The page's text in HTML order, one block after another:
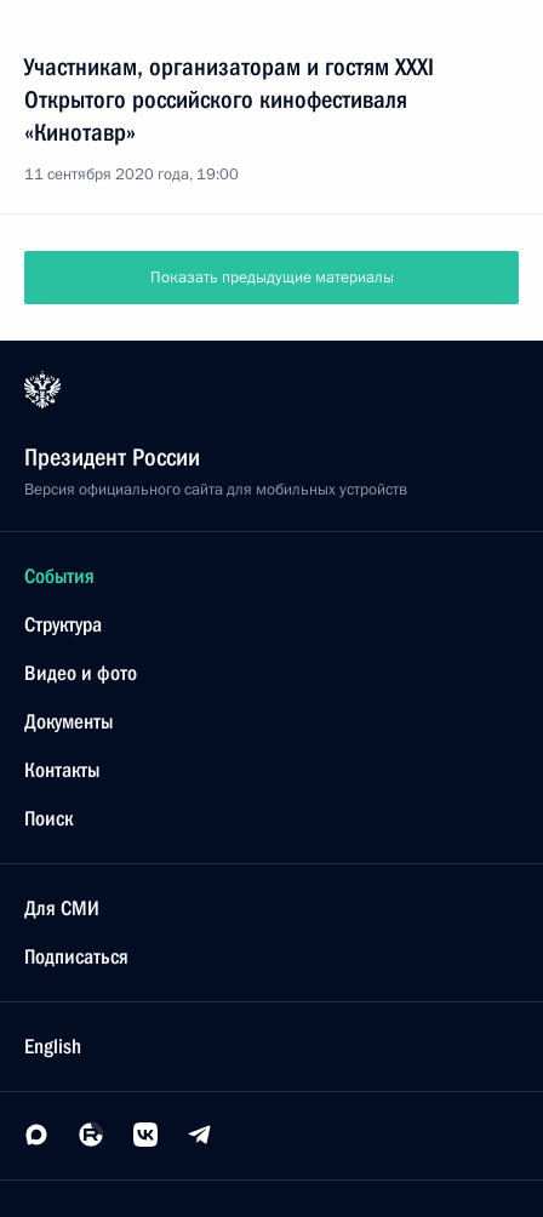
Участникам, организаторам и гостям XXXI
Открытого российского кинофестиваля
«Кинотавр»
11 сентября 2020 года, 19:00
Показать предыдущие материалы
Президент России
Версия официального сайта для мобильных устройств
События
Структура
Видео и фото
Документы
Контакты
Поиск
Для СМИ
Подписаться
English